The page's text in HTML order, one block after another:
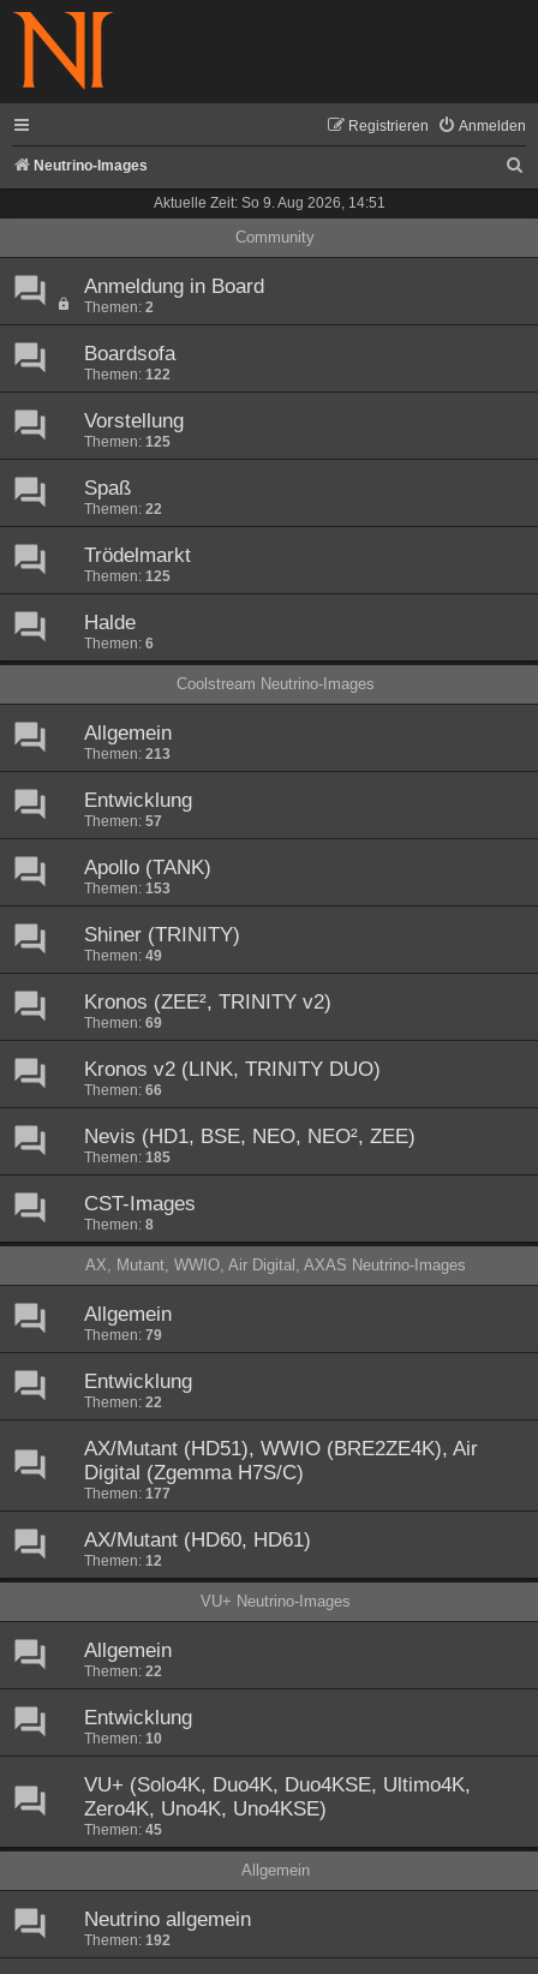
Anmelden
Registrieren
Neutrino-Images
h
Aktuelle Zeit: So 9. Aug 2026, 14:51
Community
Anmeldung in Board
Themen: 2
Boardsofa
Themen: 122
Vorstellung
Themen: 125
Spaß
Themen: 22
Trödelmarkt
Themen: 125
Halde
Themen: 6
Coolstream Neutrino-Images
Allgemein
Themen: 213
Entwicklung
Themen: 57
Apollo (TANK)
Themen: 153
Shiner (TRINITY)
Themen: 49
Kronos (ZEE², TRINITY v2)
Themen: 69
Kronos v2 (LINK, TRINITY DUO)
Themen: 66
Nevis (HD1, BSE, NEO, NEO², ZEE)
Themen: 185
CST-Images
Themen: 8
AX, Mutant, WWIO, Air Digital, AXAS Neutrino-Images
Allgemein
Themen: 79
Entwicklung
Themen: 22
AX/Mutant (HD51), WWIO (BRE2ZE4K), Air
Digital (Zgemma H7S/C)
Themen: 177
AX/Mutant (HD60, HD61)
Themen: 12
VU+ Neutrino-Images
Allgemein
Themen: 22
Entwicklung
Themen: 10
VU+ (Solo4K, Duo4K, Duo4KSE, Ultimo4K,
Zero4K, Uno4K, Uno4KSE)
Themen: 45
Allgemein
Neutrino allgemein
Themen: 192